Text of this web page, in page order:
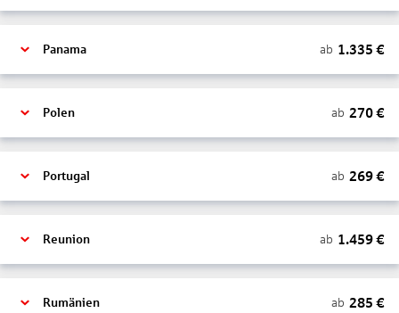
Panama ab 1.335 €
Polen ab 270€
Portugal ab 269€
Reunion ab 1.459€
Rumänien ab 285 €